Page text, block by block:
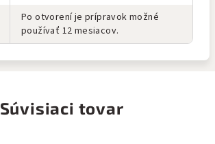
Po otvorení je prípravok možné
používať 12 mesiacov.
Súvisiaci tovar